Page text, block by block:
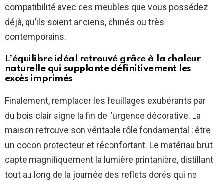
compatibilité avec des meubles que vous possédez
déjà, qu’ils soient anciens, chinés ou très
contemporains.
L’équilibre idéal retrouvé grâce à la chaleur
naturelle qui supplante définitivement les
excès imprimés
Finalement, remplacer les feuillages exubérants par
du bois clair signe la fin de l’urgence décorative. La
maison retrouve son véritable rôle fondamental : être
un cocon protecteur et réconfortant. Le matériau brut
capte magnifiquement la lumière printanière, distillant
tout au long de la journée des reflets dorés qui ne